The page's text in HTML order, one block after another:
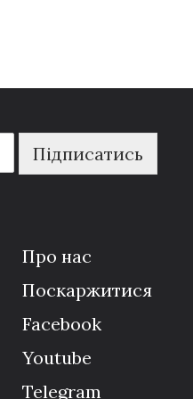
Підписатись
Про нас
Поскаржитися
Facebook
Youtube
Telegram